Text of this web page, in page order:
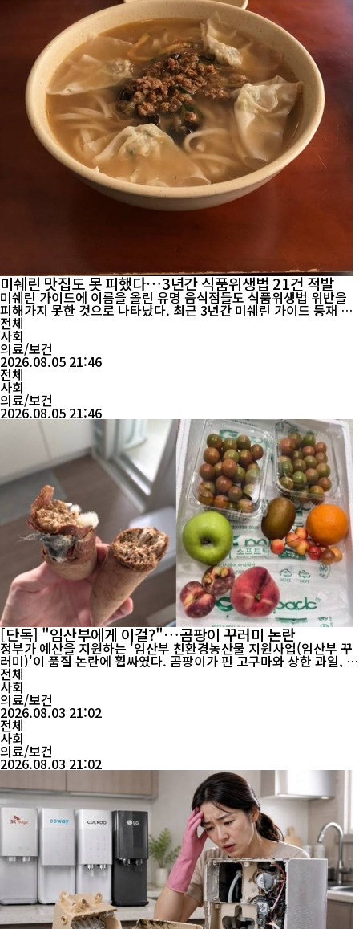
미쉐린 맛집도 못 피했다…3년간 식품위생법 21건 적발
미쉐린 가이드에 이름을 올린 유명 음식점들도 식품위생법 위반을
피해가지 못한 것으로 나타났다. 최근 3년간 미쉐린 가이드 등재 음
식점 17곳에서 총 21건의 식품위생법 위반이 적발됐으며, 위생교육
미이수가 가장 많은 비중을 차지했다. 국회 보건복지위원회 더불어
민주당 간사 서영석 의원이 식품의약품안전처로부터 제출받은 자료
를 분석한 결과, 2023년부터 2025년까지 명동교자, ...
전체
사회
의료/보건
2026.08.05 21:46
전체
사회
의료/보건
2026.08.05 21:46
[단독] "임산부에게 이걸?"…곰팡이 꾸러미 논란
정부가 예산을 지원하는 '임산부 친환경농산물 지원사업(임산부 꾸
러미)'이 품질 논란에 휩싸였다. 곰팡이가 핀 고구마와 상한 과일, 터
진 토마토 등 품질이 떨어지는 농산물을 받았다는 사례가 온라인에
서 잇따르면서 “임산부에게 먹으라고 보내는 음식이 맞느냐”는 비
판이 확산되고 있다. 이 사업은 농림축산식품부가 총괄하고 지방자
치단체가 시행하는 공공 지원사업이다. 임산부...
전체
사회
의료/보건
2026.08.03 21:02
전체
사회
의료/보건
2026.08.03 21:02